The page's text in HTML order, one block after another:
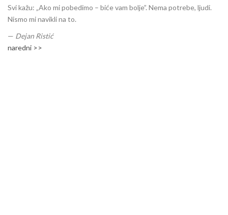
Svi kažu: „Ako mi pobedimo – biće vam bolje”. Nema potrebe, ljudi.
Nismo mi navikli na to.
— Dejan Ristić
naredni >>